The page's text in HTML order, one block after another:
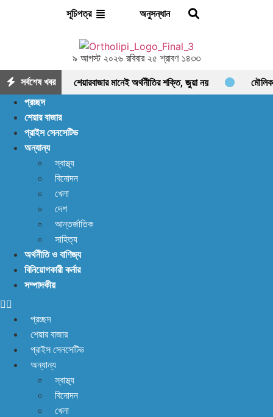
সূচিপত্র অনুসন্ধান
৯ আগস্ট ২০২৬ রবিবার ২৫ শ্রাবণ ১৪৩৩
সর্বশেষ খবর শেয়ারবাজার মানেই অর্থনীতির শক্তি, জুয়া নয় মৌলিক
ধারাবাহিক প্রবৃদ্ধি
ডিএসইতে বিক্রির ঝড়, বাজার কি নতুন মোড়ের সামনে?
ইন্স্যুরেন্স শেয়ারের জোরে বাজারে প্রাণ ফিরছে, বাড়ছে লেনদেন,
বাজারের পরবর্তী গন্তব্য কোথায়?
ছাড়ালেও সূচকে মন্দা: নিস্প্রাণ শেয়ারবাজার, নেপথ্যে কী?
পর্যাপ্ত ঘুমেও ক্লান্তি কাটছে না! আছে প্রতিকার
প্রচ্ছদ
শেয়ার বাজার
প্রাইস সেনসেটিভ
অন্যান্য
স্বাস্থ্য
বিনোদন
খেলা
দেশ
আন্তর্জাতিক
সাহিত্য
অর্থনীতি ও বাণিজ্য
বিনিয়োগকারী কর্নার
সম্পাদকীয়
প্রচ্ছদ
শেয়ার বাজার
প্রাইস সেনসেটিভ
অন্যান্য
স্বাস্থ্য
বিনোদন
খেলা